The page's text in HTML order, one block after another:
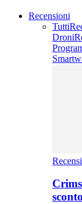
Recensioni
Tutti
Droni